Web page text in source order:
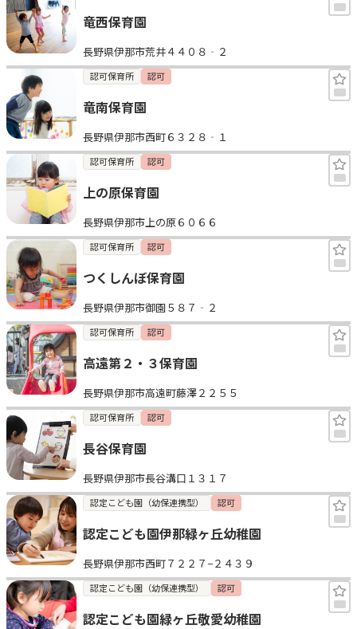
竜西保育園
長野県伊那市荒井４４０８‐２
認可保育所 認可
竜南保育園
長野県伊那市西町６３２８‐１
認可保育所 認可
上の原保育園
長野県伊那市上の原６０６６
認可保育所 認可
つくしんぼ保育園
長野県伊那市御園５８７‐２
認可保育所 認可
高遠第２・３保育園
長野県伊那市高遠町藤澤２２５５
認可保育所 認可
長谷保育園
長野県伊那市長谷溝口１３１７
認定こども園（幼保連携型） 認可
認定こども園伊那緑ヶ丘幼稚園
長野県伊那市西町７２２７−２４３９
認定こども園（幼保連携型） 認可
認定こども園緑ヶ丘敬愛幼稚園